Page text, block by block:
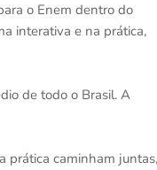
o Enem dentro do
interativa e na prática,
de todo o Brasil. A
prática caminham juntas,